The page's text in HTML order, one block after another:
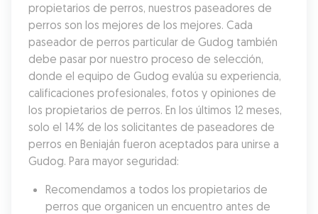
propietarios de perros, nuestros paseadores de
perros son los mejores de los mejores. Cada
paseador de perros particular de Gudog también
debe pasar por nuestro proceso de selección,
donde el equipo de Gudog evalúa su experiencia,
calificaciones profesionales, fotos y opiniones de
los propietarios de perros. En los últimos 12 meses,
solo el 14% de los solicitantes de paseadores de
perros en Beniaján fueron aceptados para unirse a
Gudog. Para mayor seguridad:
Recomendamos a todos los propietarios de
perros que organicen un encuentro antes de